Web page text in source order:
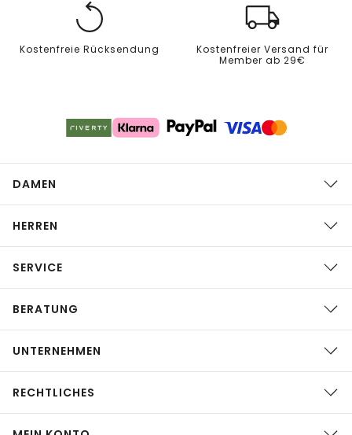
Kostenfreie Rücksendung
Kostenfreier Versand für
Member ab 29€
DAMEN
HERREN
SERVICE
BERATUNG
UNTERNEHMEN
RECHTLICHES